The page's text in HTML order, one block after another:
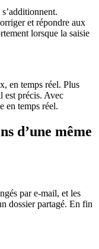
et répondre aux
lorsque la saisie
en temps réel. Plus
est précis. Avec
en temps réel.
d’une même
par e-mail, et les
dossier partagé. En fin